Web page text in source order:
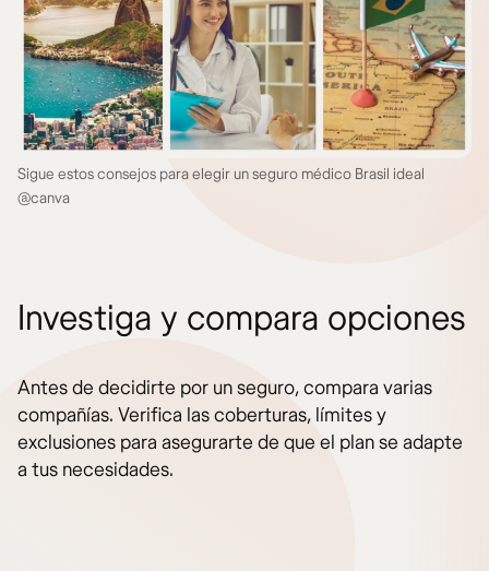
Sigue estos consejos para elegir un seguro médico Brasil ideal
@canva
Investiga y compara opciones
Antes de decidirte por un seguro, compara varias
compañías. Verifica las coberturas, límites y
exclusiones para asegurarte de que el plan se adapte
a tus necesidades.